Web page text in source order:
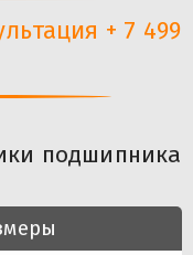
+ 7 499
подшипника